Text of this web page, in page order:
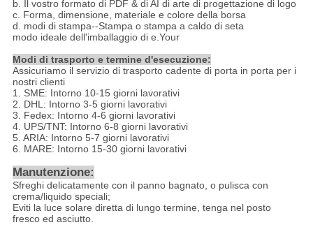
b.
Il vostro formato di PDF & di AI di arte di progettazione di logo
c. Forma, dimensione, materiale e colore della borsa
d. modi di stampa--Stampa o stampa a caldo di seta
modo ideale dell'imballaggio di e.Your
Modi di trasporto e termine d'esecuzione:
Assicuriamo il servizio di trasporto cadente di porta in porta per i
nostri clienti
1. SME: Intorno 10-15 giorni lavorativi
2. DHL: Intorno 3-5 giorni lavorativi
3. Fedex: Intorno 4-6 giorni lavorativi
4. UPS/TNT: Intorno 6-8 giorni lavorativi
5. ARIA: Intorno 5-7 giorni lavorativi
6. MARE: Intorno 15-30 giorni lavorativi
Manutenzione:
Sfreghi delicatamente con il panno bagnato, o pulisca con
crema/liquido speciali;
Eviti la luce solare diretta di lungo termine, tenga nel posto
fresco ed asciutto.